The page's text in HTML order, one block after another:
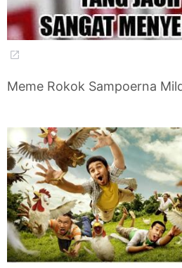
Meme Rokok Sampoerna